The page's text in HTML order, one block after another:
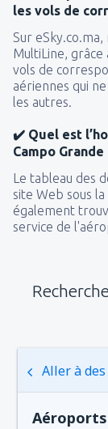
les vols de
Sur
MultiLine, grâce
vols de
aériennes qui
les autres.
✔️ Quel est
Campo
Le tableau des
site Web sous
également
service de
Aller à